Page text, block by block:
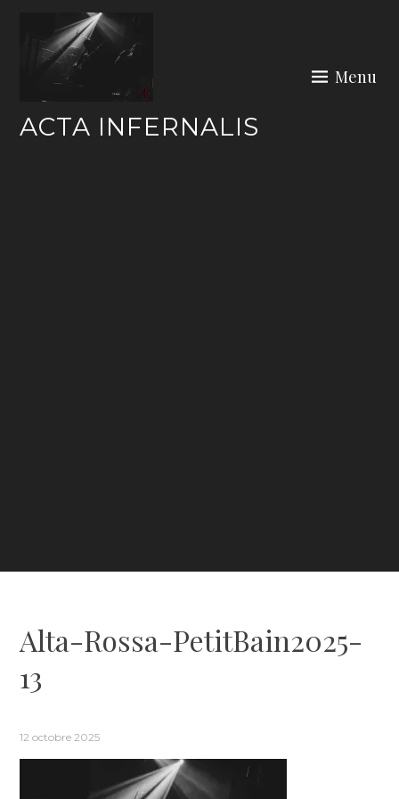
content
ACTA INFERNALIS
Menu
Alta-Rossa-PetitBain2025-
13
12 octobre 2025